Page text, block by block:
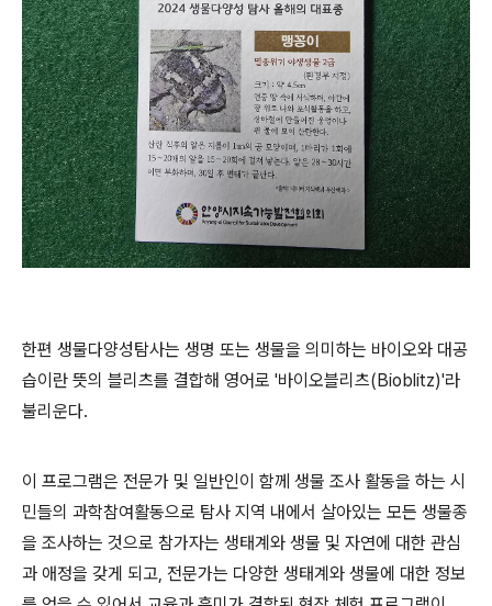
한편 생물다양성탐사는 생명 또는 생물을 의미하는 바이오와 대공
습이란 뜻의 블리츠를 결합해 영어로 '바이오블리츠(Bioblitz)'라
불리운다.
이 프로그램은 전문가 및 일반인이 함께 생물 조사 활동을 하는 시
민들의 과학참여활동으로 탐사 지역 내에서 살아있는 모든 생물종
을 조사하는 것으로 참가자는 생태계와 생물 및 자연에 대한 관심
과 애정을 갖게 되고, 전문가는 다양한 생태계와 생물에 대한 정보